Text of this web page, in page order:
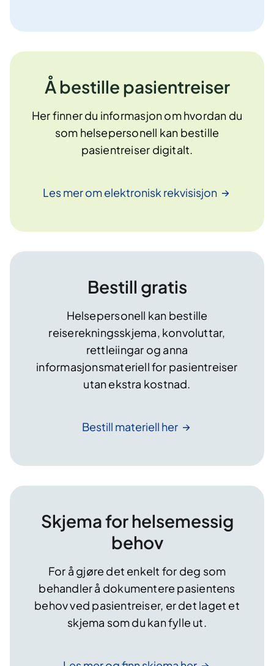
Å bestille pasientreiser
Her finner du informasjon om hvordan du
som helsepersonell kan bestille
pasientreiser digitalt.
Les mer om elektronisk rekvisisjon
Bestill gratis
Helsepersonell kan bestille
reiserekningsskjema, konvoluttar,
rettleiingar og anna
informasjonsmateriell for pasientreiser
utan ekstra kostnad.
Bestill materiell her
Skjema for helsemessig
behov
For å gjøre det enkelt for deg som
behandler å dokumentere pasientens
behov ved pasientreiser, er det laget et
skjema som du kan fylle ut.